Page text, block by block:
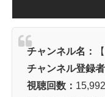
チャンネル名：
チャンネル登録者
視聴回数：